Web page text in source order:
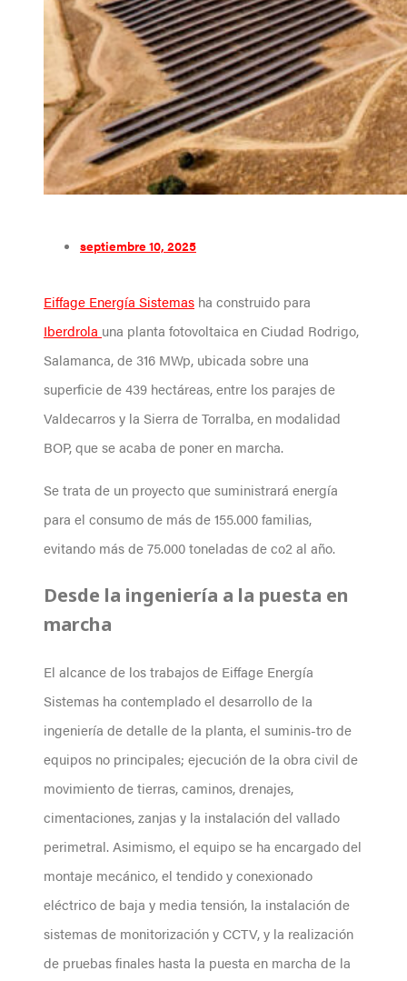
septiembre 10, 2025
Eiffage Energía Sistemas ha construido para
Iberdrola una planta fotovoltaica en Ciudad Rodrigo,
Salamanca, de 316 MWp, ubicada sobre una
superficie de 439 hectáreas, entre los parajes de
Valdecarros y la Sierra de Torralba, en modalidad
BOP, que se acaba de poner en marcha.
Se trata de un proyecto que suministrará energía
para el consumo de más de 155.000 familias,
evitando más de 75.000 toneladas de co2 al año.
Desde la ingeniería a la puesta en
marcha
El alcance de los trabajos de Eiffage Energía
Sistemas ha contemplado el desarrollo de la
ingeniería de detalle de la planta, el suminis-tro de
equipos no principales; ejecución de la obra civil de
movimiento de tierras, caminos, drenajes,
cimentaciones, zanjas y la instalación del vallado
perimetral. Asimismo, el equipo se ha encargado del
montaje mecánico, el tendido y conexionado
eléctrico de baja y media tensión, la instalación de
sistemas de monitorización y CCTV, y la realización
de pruebas finales hasta la puesta en marcha de la